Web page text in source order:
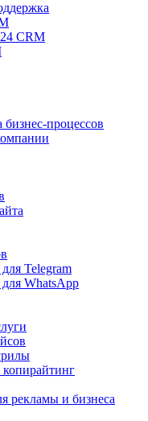
CRM
процессов
для Telegram
для WhatsApp
рекламы и бизнеса